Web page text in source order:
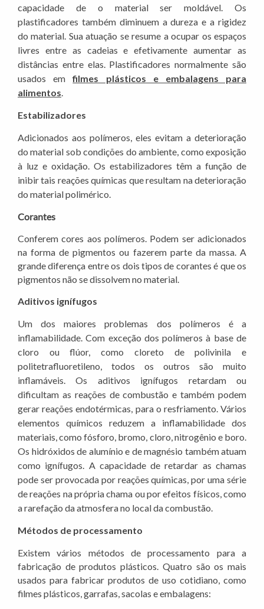
capacidade de o material ser moldável. Os
plastificadores também diminuem a dureza e a rigidez
do material. Sua atuação se resume a ocupar os espaços
livres entre as cadeias e efetivamente aumentar as
distâncias entre elas. Plastificadores normalmente são
usados emfilmes plásticos e embalagens para
alimentos.
Estabilizadores
Adicionados aos polímeros, eles evitam a deterioração
do material sob condições do ambiente, como exposição
à luz e oxidação. Os estabilizadores têm a função de
inibir tais reações químicas que resultam na deterioração
do material polimérico.
Corantes
Conferem cores aos polímeros. Podem ser adicionados
na forma de pigmentos ou fazerem parte da massa. A
grande diferença entre os dois tipos de corantes é que os
pigmentos não se dissolvem no material.
Aditivos ignífugos
Um dos maiores problemas dos polímeros é a
inflamabilidade. Com exceção dos polímeros à base de
cloro ou flúor, como cloreto de polivinila e
politetrafluoretileno, todos os outros são muito
inflamáveis. Os aditivos ignífugos retardam ou
dificultam as reações de combustão e também podem
gerar reações endotérmicas, para o resfriamento. Vários
elementos químicos reduzem a inflamabilidade dos
materiais, como fósforo, bromo, cloro, nitrogênio e boro.
Os hidróxidos de alumínio e de magnésio também atuam
como ignífugos. A capacidade de retardar as chamas
pode ser provocada por reações químicas, por uma série
de reações na própria chama ou por efeitos físicos, como
a rarefação da atmosfera no local da combustão.
Métodos de processamento
Existem vários métodos de processamento para a
fabricação de produtos plásticos. Quatro são os mais
usados para fabricar produtos de uso cotidiano, como
filmes plásticos, garrafas, sacolas e embalagens: